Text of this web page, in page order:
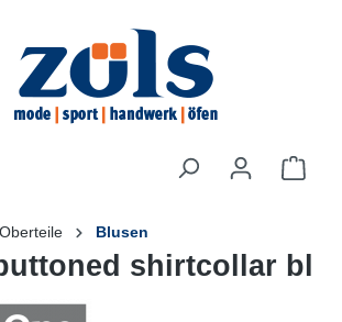
Oberteile Blusen
shirtcollar bl